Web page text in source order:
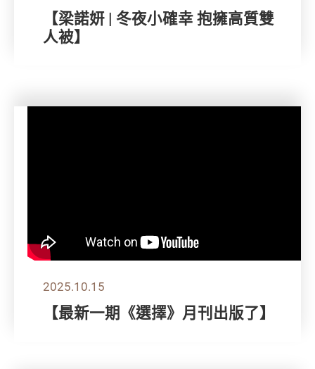
【梁諾妍 | 冬夜小確幸 抱擁高質雙
人被】
2025.10.15
【最新一期《選擇》月刊出版了】